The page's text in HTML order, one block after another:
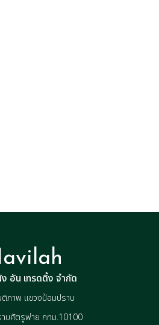
อัน เทรดดิ้ง จำกัด
ภาพ แขวงป้อมปราบ
าบศัตรูพ่าย กทม.10100